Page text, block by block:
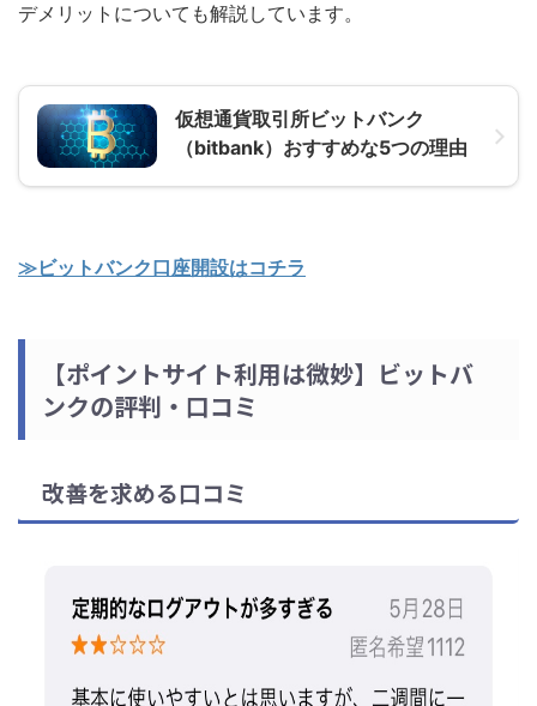
デメリットについても解説しています。
仮想通貨取引所ビットバンク
（bitbank）おすすめな5つの理由
≫ビットバンク口座開設はコチラ
【ポイントサイト利用は微妙】ビットバ
ンクの評判・口コミ
改善を求める口コミ